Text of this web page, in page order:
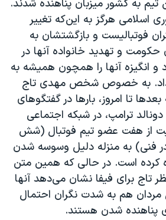
تیم به کشور میزبان پناهنده شدند.
اسلامی هرگز به این‌که تغییر
فوتبالیست و بازگشتشان به
حکومت و تهدید خانواده آنها در
و انگیزه آنها را همچون همیشه به
داد. به خصوص شخص مهدی تاج
تا امروز، بارها در گفتگوهای
ترامپ، در شبکه اجتماعی
از هفت عضو تیم فوتبال (شش
فنی) به منزله دلیل وسوسه شدن
کرده است. در حالی که همین متن
تاج برای فیفا نشان می‌دهد آنها
مردان هم به شدت نگران‌ احتمال
پناهنده شدن‌ هستند.